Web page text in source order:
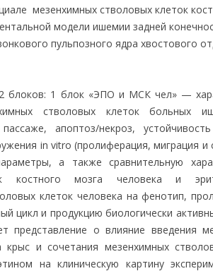
мезенхимных стволовых клеток
модели ишемии задней
пульпозного ядра хвостового
блоков: 1 блок «ЭПО и МСК чел» —
стволовых клеток больных
апоптоз/некроз,
in vitro (пролиферация, миграция и
а также сравнительную
костного мозга человека и
клеток человека на фенотип,
цикл и продукцию биологически
о влияние введения
крыс и сочетания мезенхимных
на клиническую картину